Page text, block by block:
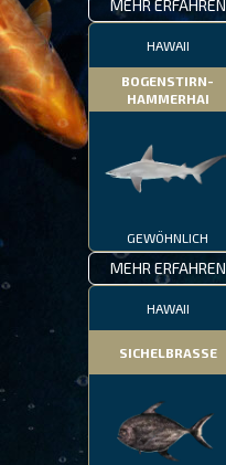
MEHR ERFAHREN
HAWAII
BOGENSTIRN-
HAMMERHAI
GEWÖHNLICH
MEHR ERFAHREN
HAWAII
SICHELBRASSE